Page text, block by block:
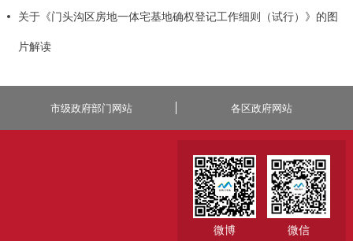
关于《门头沟区房地一体宅基地确权登记工作细则（试行）》的图
片解读
市级政府部门网站 各区政府网站
微博 微信